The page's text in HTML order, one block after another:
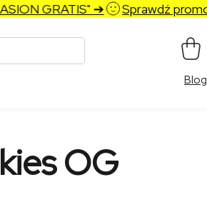
GRATIS" ➔ Sprawdź promo
Blog
OG